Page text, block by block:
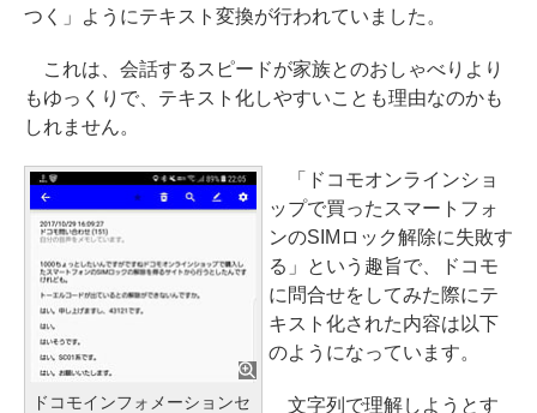
つく」ようにテキスト変換が行われていました。
これは、会話するスピードが家族とのおしゃべりより
もゆっくりで、テキスト化しやすいことも理由なのかも
しれません。
ドコモインフォメーションセ
「ドコモオンラインショ
ップで買ったスマートフォ
ンのSIMロック解除に失敗す
る」という趣旨で、ドコモ
に問合せをしてみた際にテ
キスト化された内容は以下
のようになっています。
文字列で理解しようとす